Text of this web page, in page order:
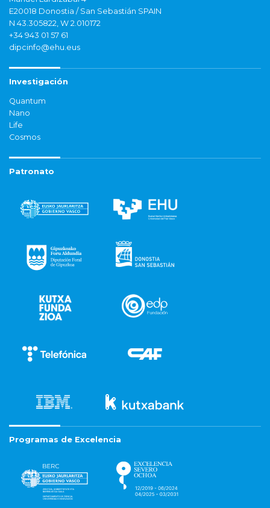
E20018 Donostia / San Sebastián SPAIN
N 43.305822, W 2.010172
+34 943 01 57 61
dipcinfo@ehu.eus
Investigación
Quantum
Nano
Life
Cosmos
Patronato
Programas de Excelencia